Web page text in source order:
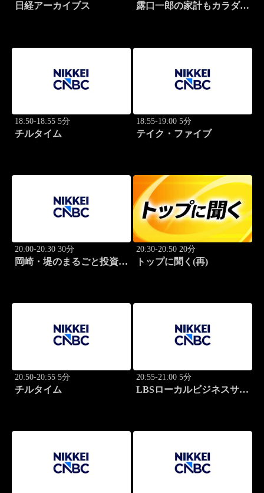
日経アーカイブス
露口一郎の家計もカラダも
18:50-18:55 5分
チルタイム
18:55-19:00 5分
テイク・ファイブ
20:00-20:30 30分
岡崎・堤のまるごと投資道
20:30-20:50 20分
トップに聞く(再)
20:50-20:55 5分
チルタイム
20:55-21:00 5分
LBSローカルビジネスサテ